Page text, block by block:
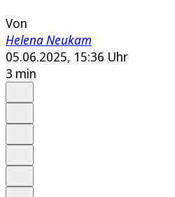
Von
Helena Neukam
05.06.2025, 15:36 Uhr
3 min